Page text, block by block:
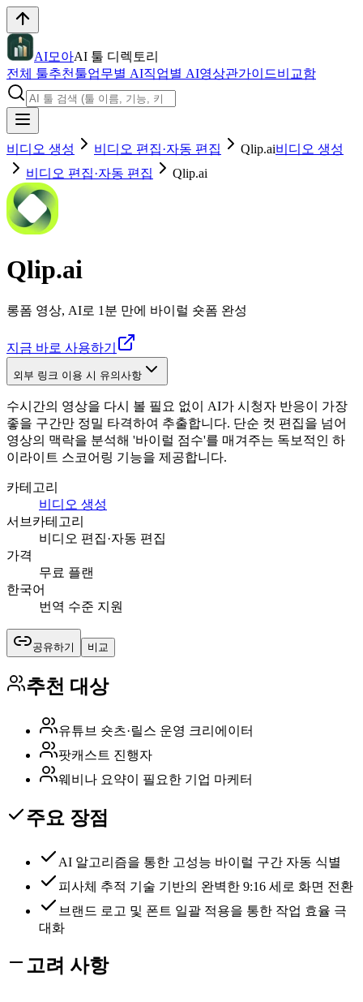
AI모아AI 툴 디렉토리
전체 툴추천툴업무별 AI직업별 AI영상관가이드비교함
비디오 생성 비디오 편집·자동 편집 Qlip.ai비디오 생성
비디오 편집·자동 편집
Qlip.ai
Qlip.ai
롱폼 영상, AI로 1분 만에 바이럴 숏폼 완성
지금 바로 사용하기
외부 링크 이용 시 유의사항
수시간의 영상을 다시 볼 필요 없이 AI가 시청자 반응이 가장
좋을 구간만 정밀 타격하여 추출합니다. 단순 컷 편집을 넘어
영상의 맥락을 분석해 '바이럴 점수'를 매겨주는 독보적인 하
이라이트 스코어링 기능을 제공합니다.
카테고리
비디오 생성
서브카테고리
비디오 편집·자동 편집
가격
무료 플랜
한국어
번역 수준 지원
공유하기 비교
추천 대상
유튜브 숏츠·릴스 운영 크리에이터
팟캐스트 진행자
웨비나 요약이 필요한 기업 마케터
주요 장점
AI 알고리즘을 통한 고성능 바이럴 구간 자동 식별
피사체 추적 기술 기반의 완벽한 9:16 세로 화면 전환
브랜드 로고 및 폰트 일괄 적용을 통한 작업 효율 극
대화
고려 사항